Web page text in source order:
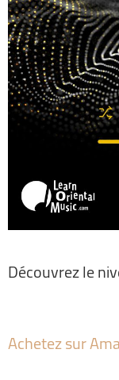
Découvrez le
Achetez sur